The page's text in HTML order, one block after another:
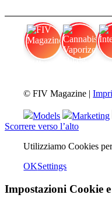
© FIV Magazine |
Models Marketing
Scorrere verso l’alto
Utilizziamo Cookies
OKSettings
Impostazioni Cookie